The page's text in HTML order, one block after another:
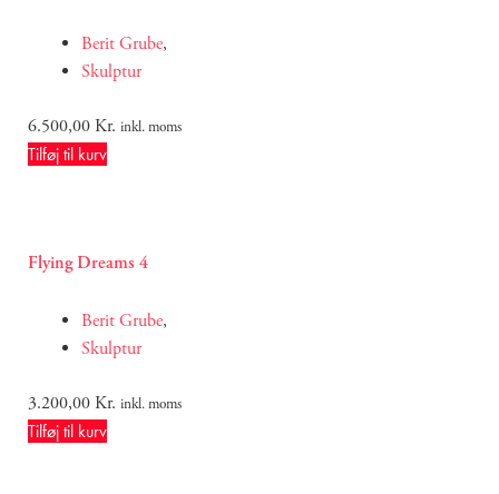
Berit Grube,
Skulptur
6.500,00Kr. inkl. moms
Tilføj til kurv
Flying Dreams 4
Berit Grube,
Skulptur
3.200,00Kr. inkl. moms
Tilføj til kurv